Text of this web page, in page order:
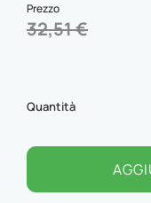
Prezzo
32,51 €
Quantità